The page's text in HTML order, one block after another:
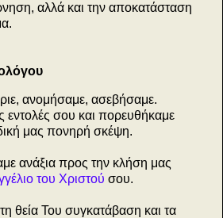
αλλά και την αποκατάσταση
ανομήσαμε, ασεβήσαμε.
εντολές σου και πορευθήκαμε
μας πονηρή σκέψη.
ανάξια προς την κλήση μας
του Χριστού σου.
θεία Του συγκατάβαση και τα